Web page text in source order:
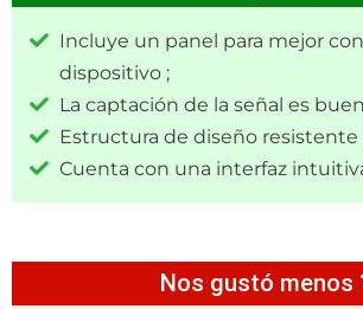
Incluye un panel para mejor
dispositivo ;
La captación de la señal es
Estructura de diseño resistente
Cuenta con una interfaz
Nos gustó menos